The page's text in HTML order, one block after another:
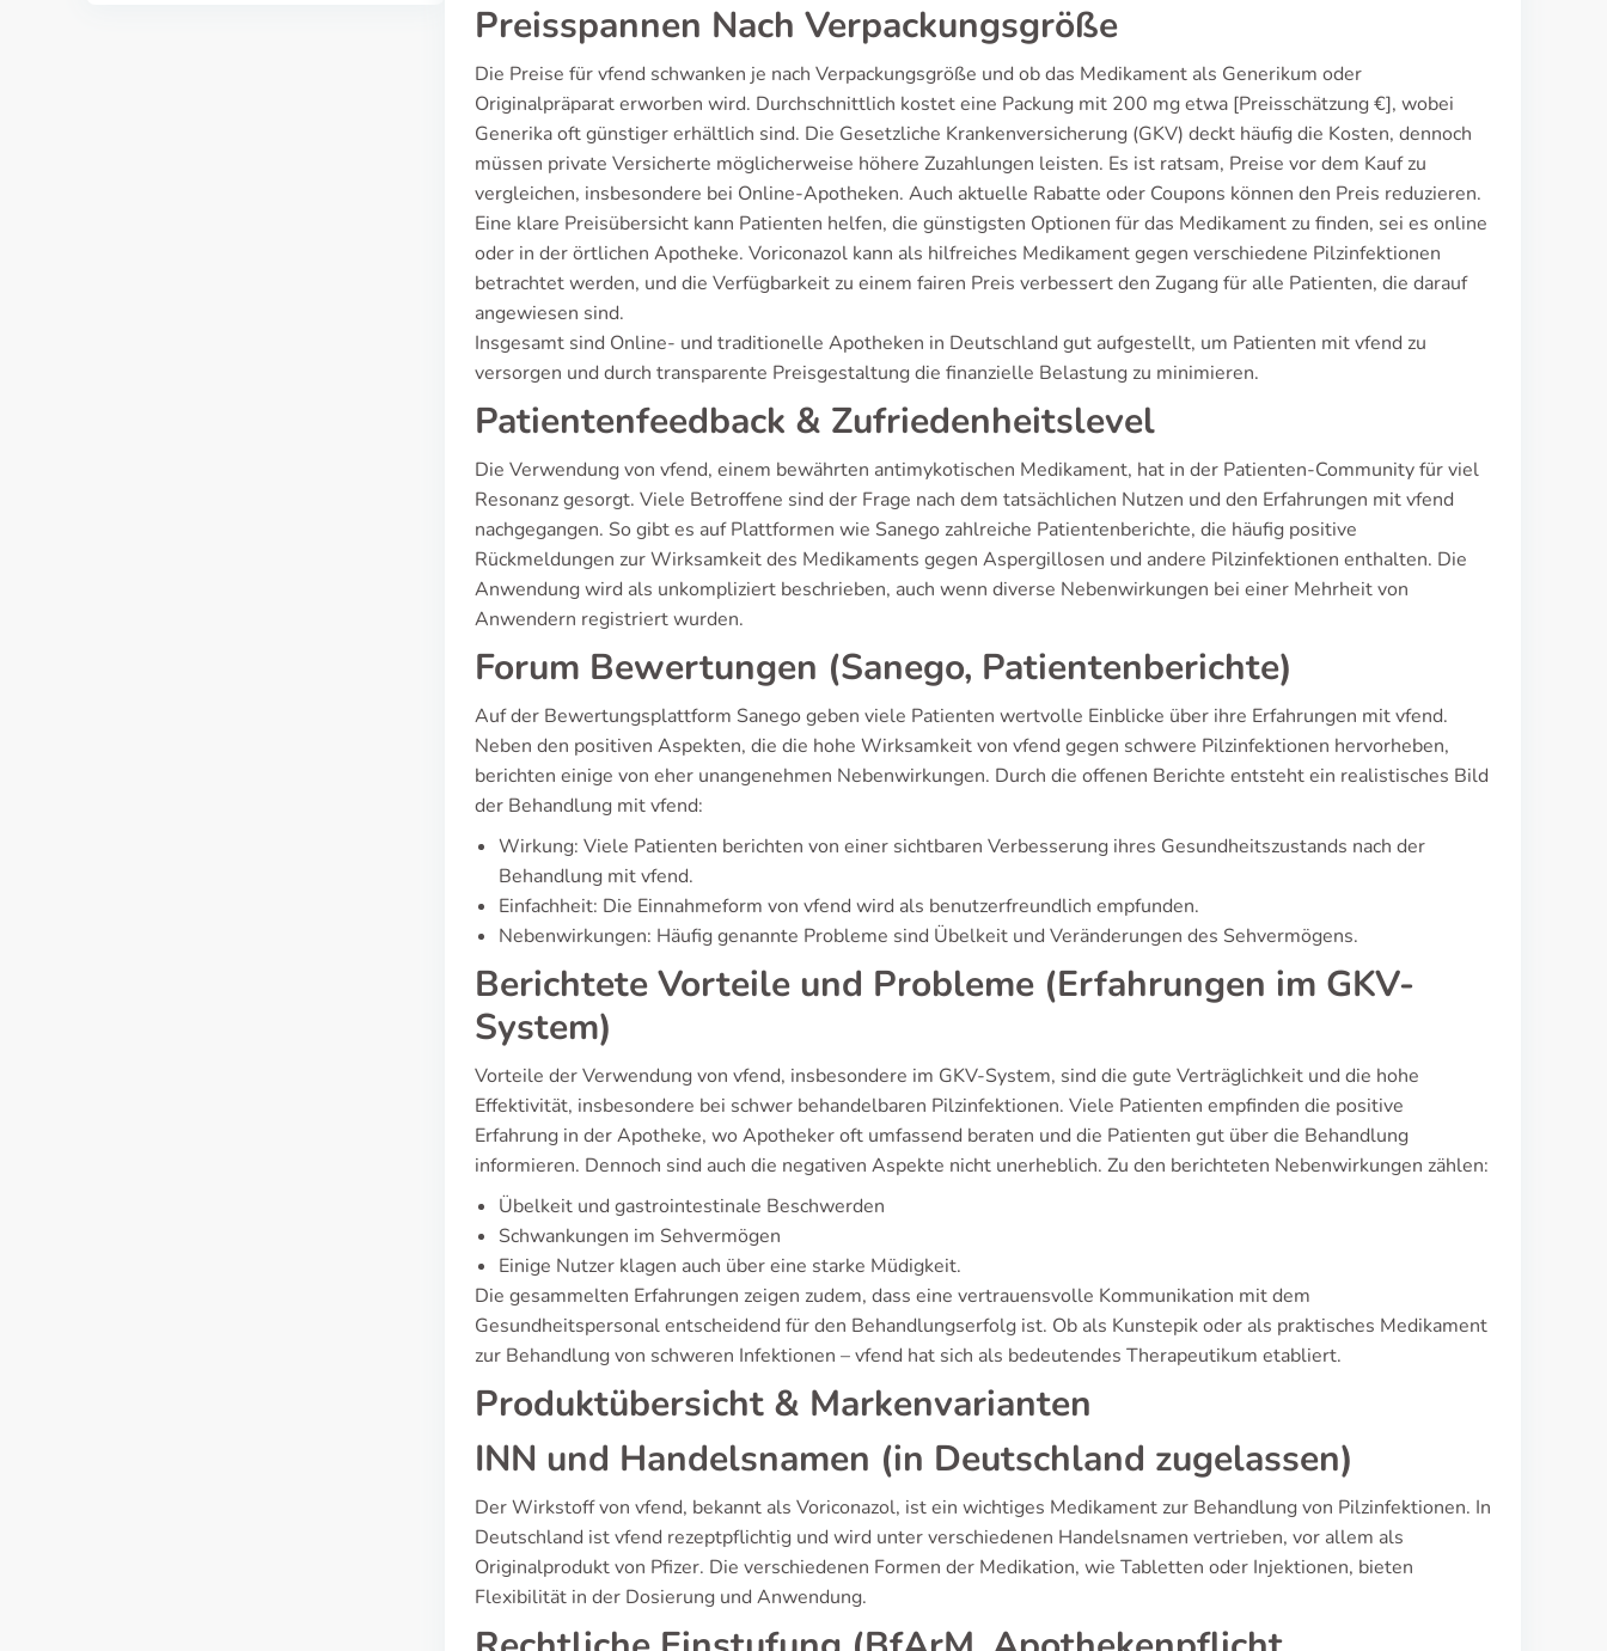
Preisspannen Nach Verpackungsgröße
Die Preise für vfend schwanken je nach Verpackungsgröße und ob das Medikament als Generikum oder
Originalpräparat erworben wird. Durchschnittlich kostet eine Packung mit 200 mg etwa [Preisschätzung €], wobei
Generika oft günstiger erhältlich sind. Die Gesetzliche Krankenversicherung (GKV) deckt häufig die Kosten, dennoch
müssen private Versicherte möglicherweise höhere Zuzahlungen leisten. Es ist ratsam, Preise vor dem Kauf zu
vergleichen, insbesondere bei Online-Apotheken. Auch aktuelle Rabatte oder Coupons können den Preis reduzieren.
Eine klare Preisübersicht kann Patienten helfen, die günstigsten Optionen für das Medikament zu finden, sei es online
oder in der örtlichen Apotheke. Voriconazol kann als hilfreiches Medikament gegen verschiedene Pilzinfektionen
betrachtet werden, und die Verfügbarkeit zu einem fairen Preis verbessert den Zugang für alle Patienten, die darauf
angewiesen sind.
Insgesamt sind Online- und traditionelle Apotheken in Deutschland gut aufgestellt, um Patienten mit vfend zu
versorgen und durch transparente Preisgestaltung die finanzielle Belastung zu minimieren.
Patientenfeedback & Zufriedenheitslevel
Die Verwendung von vfend, einem bewährten antimykotischen Medikament, hat in der Patienten-Community für viel
Resonanz gesorgt. Viele Betroffene sind der Frage nach dem tatsächlichen Nutzen und den Erfahrungen mit vfend
nachgegangen. So gibt es auf Plattformen wie Sanego zahlreiche Patientenberichte, die häufig positive
Rückmeldungen zur Wirksamkeit des Medikaments gegen Aspergillosen und andere Pilzinfektionen enthalten. Die
Anwendung wird als unkompliziert beschrieben, auch wenn diverse Nebenwirkungen bei einer Mehrheit von
Anwendern registriert wurden.
Forum Bewertungen (Sanego, Patientenberichte)
Auf der Bewertungsplattform Sanego geben viele Patienten wertvolle Einblicke über ihre Erfahrungen mit vfend.
Neben den positiven Aspekten, die die hohe Wirksamkeit von vfend gegen schwere Pilzinfektionen hervorheben,
berichten einige von eher unangenehmen Nebenwirkungen. Durch die offenen Berichte entsteht ein realistisches Bild
der Behandlung mit vfend:
Wirkung: Viele Patienten berichten von einer sichtbaren Verbesserung ihres Gesundheitszustands nach der
Behandlung mit vfend.
Einfachheit: Die Einnahmeform von vfend wird als benutzerfreundlich empfunden.
Nebenwirkungen: Häufig genannte Probleme sind Übelkeit und Veränderungen des Sehvermögens.
Berichtete Vorteile und Probleme (Erfahrungen im GKV-
System)
Vorteile der Verwendung von vfend, insbesondere im GKV-System, sind die gute Verträglichkeit und die hohe
Effektivität, insbesondere bei schwer behandelbaren Pilzinfektionen. Viele Patienten empfinden die positive
Erfahrung in der Apotheke, wo Apotheker oft umfassend beraten und die Patienten gut über die Behandlung
informieren. Dennoch sind auch die negativen Aspekte nicht unerheblich. Zu den berichteten Nebenwirkungen zählen:
Übelkeit und gastrointestinale Beschwerden
Schwankungen im Sehvermögen
Einige Nutzer klagen auch über eine starke Müdigkeit.
Die gesammelten Erfahrungen zeigen zudem, dass eine vertrauensvolle Kommunikation mit dem
Gesundheitspersonal entscheidend für den Behandlungserfolg ist. Ob als Kunstepik oder als praktisches Medikament
zur Behandlung von schweren Infektionen – vfend hat sich als bedeutendes Therapeutikum etabliert.
Produktübersicht & Markenvarianten
INN und Handelsnamen (in Deutschland zugelassen)
Der Wirkstoff von vfend, bekannt als Voriconazol, ist ein wichtiges Medikament zur Behandlung von Pilzinfektionen. In
Deutschland ist vfend rezeptpflichtig und wird unter verschiedenen Handelsnamen vertrieben, vor allem als
Originalprodukt von Pfizer. Die verschiedenen Formen der Medikation, wie Tabletten oder Injektionen, bieten
Flexibilität in der Dosierung und Anwendung.